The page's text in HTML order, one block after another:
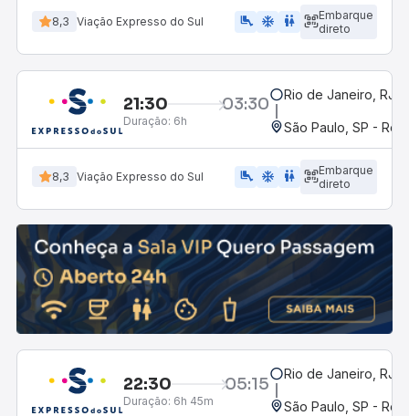
8,3 Viação Expresso do Sul airline_seat_legroom_extra ac_unit WC
Embarque
direto
21:30 03:30
Duração: 6h
Rio de Janeiro, RJ -
São Paulo, SP -
8,3 Viação Expresso do Sul airline_seat_legroom_extra ac_unit wc
Embarque
direto
22:30 05:15
Duração: 6h 45m
Rio de Janeiro, RJ -
São Paulo, SP -